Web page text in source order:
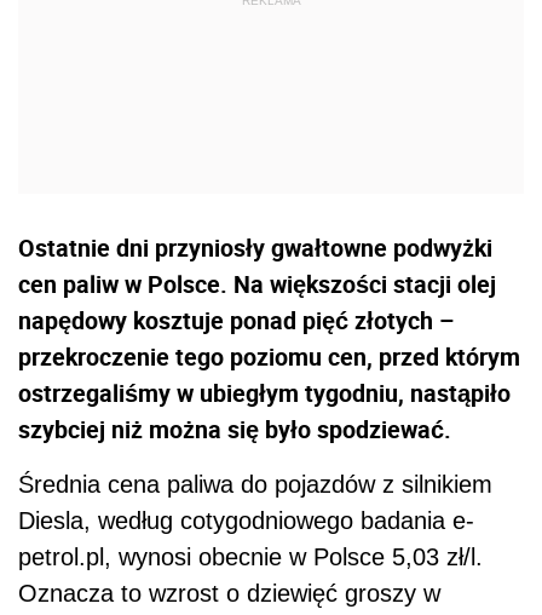
Ostatnie dni przyniosły gwałtowne podwyżki
cen paliw w Polsce. Na większości stacji olej
napędowy kosztuje ponad pięć złotych –
przekroczenie tego poziomu cen, przed którym
ostrzegaliśmy w ubiegłym tygodniu, nastąpiło
szybciej niż można się było spodziewać.
Średnia cena paliwa do pojazdów z silnikiem
Diesla, według cotygodniowego badania e-
petrol.pl, wynosi obecnie w Polsce 5,03 zł/l.
Oznacza to wzrost o dziewięć groszy w